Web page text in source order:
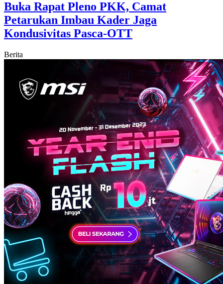
Buka Rapat Pleno PKK, Camat
Petarukan Imbau Kader Jaga
Kondusivitas Pasca-OTT
Berita